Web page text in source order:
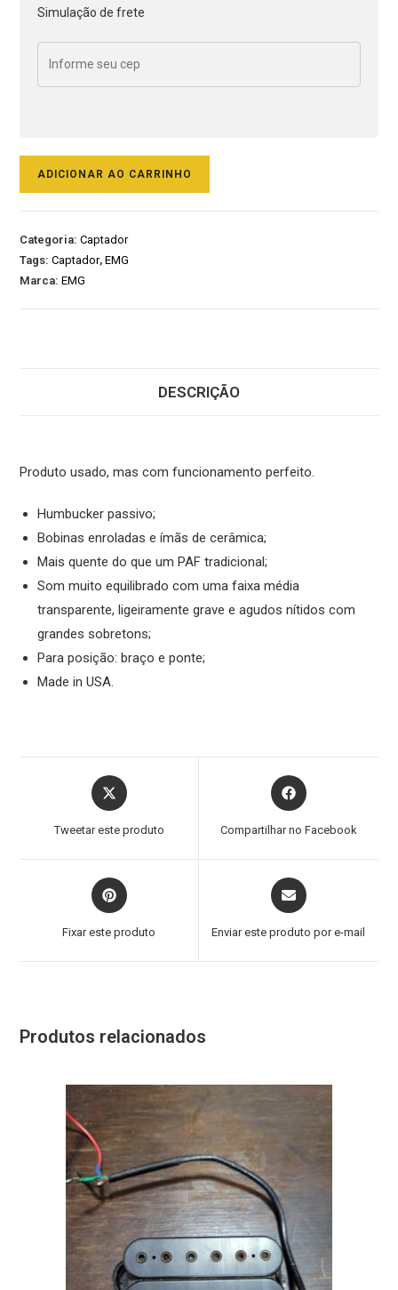
Simulação de frete
ADICIONAR AO CARRINHO
Categoria:Captador
Tags:Captador,EMG
Marca:EMG
DESCRIÇÃO
Produto usado, mas com funcionamento perfeito.
Humbucker passivo;
Bobinas enroladas e ímãs de cerâmica;
Mais quente do que um PAF tradicional;
Som muito equilibrado com uma faixa média
transparente, ligeiramente grave e agudos nítidos com
grandes sobretons;
Para posição: braço e ponte;
Made in USA.
Tweetar este produto Compartilhar no Facebook
Fixar este produto Enviar este produto por e-mail
Produtos relacionados